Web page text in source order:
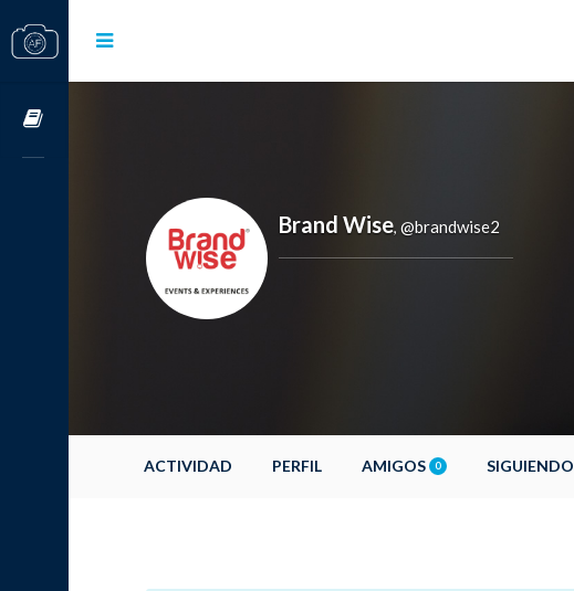
Brand Wise, @brandwise2
ACTIVIDAD PERFIL AMIGOS 0 SIGUIENDO